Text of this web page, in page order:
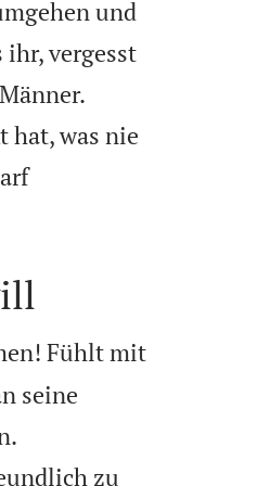
und
vergesst
hat, was nie
Fühlt mit
seine

zu